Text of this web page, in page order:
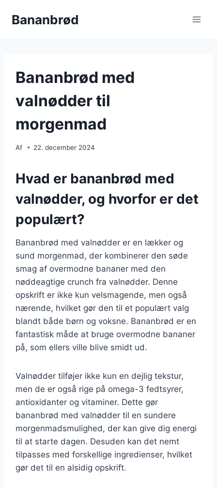
Bananbrød
Bananbrød med
valnødder til
morgenmad
Af 22. december 2024
Hvad er bananbrød med
valnødder, og hvorfor er det
populært?
Bananbrød med valnødder er en lækker og
sund morgenmad, der kombinerer den søde
smag af overmodne bananer med den
nøddeagtige crunch fra valnødder. Denne
opskrift er ikke kun velsmagende, men også
nærende, hvilket gør den til et populært valg
blandt både børn og voksne. Bananbrød er en
fantastisk måde at bruge overmodne bananer
på, som ellers ville blive smidt ud.
Valnødder tilføjer ikke kun en dejlig tekstur,
men de er også rige på omega-3 fedtsyrer,
antioxidanter og vitaminer. Dette gør
bananbrød med valnødder til en sundere
morgenmadsmulighed, der kan give dig energi
til at starte dagen. Desuden kan det nemt
tilpasses med forskellige ingredienser, hvilket
gør det til en alsidig opskrift.